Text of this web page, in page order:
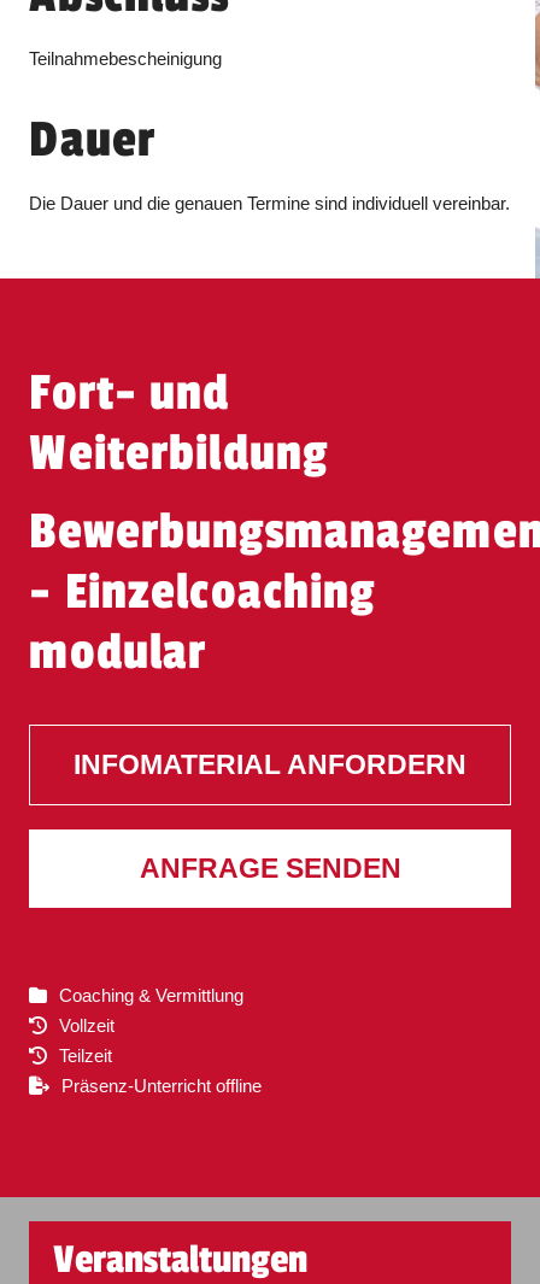
Teilnahmebescheinigung
Dauer
Die Dauer und die genauen Termine sind individuell vereinbar.
Fort- und
Weiterbildung
- Einzelcoaching
modular
INFOMATERIAL ANFORDERN
ANFRAGE SENDEN
Coaching & Vermittlung
Vollzeit
Teilzeit
Präsenz-Unterricht offline
Veranstaltungen